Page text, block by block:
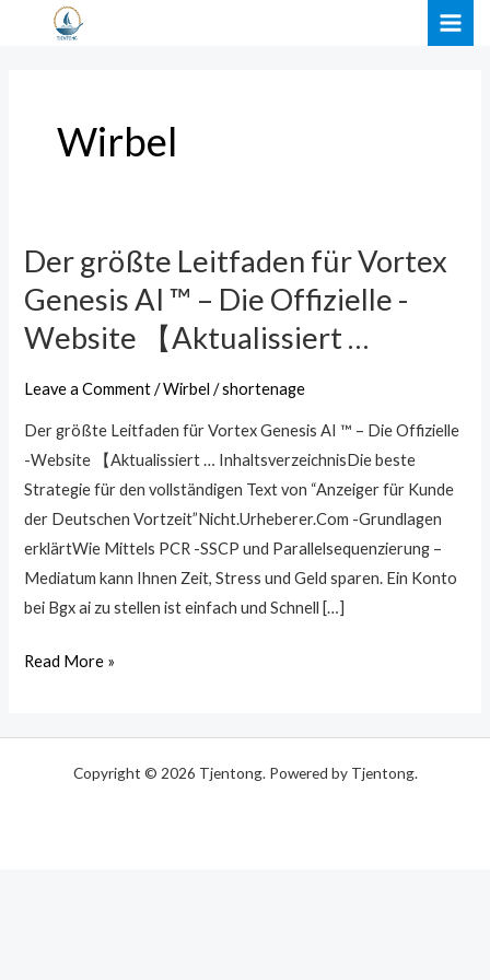
Wirbel
Der größte Leitfaden für Vortex
Genesis AI ™ – Die Offizielle -
Website 【Aktualissiert …
Leave a Comment /Wirbel /shortenage
Der größte Leitfaden für Vortex Genesis AI ™ – Die Offizielle
-Website 【Aktualissiert … InhaltsverzeichnisDie beste
Strategie für den vollständigen Text von “Anzeiger für Kunde
der Deutschen Vortzeit”Nicht.Urheberer.Com -Grundlagen
erklärtWie Mittels PCR -SSCP und Parallelsequenzierung –
Mediatum kann Ihnen Zeit, Stress und Geld sparen. Ein Konto
bei Bgx ai zu stellen ist einfach und Schnell […]
Der
größte
Leitfaden
für
AI
™
–
Die
Offizielle
-
Website
…
Read More »
Copyright © 2026 Tjentong. Powered by Tjentong.